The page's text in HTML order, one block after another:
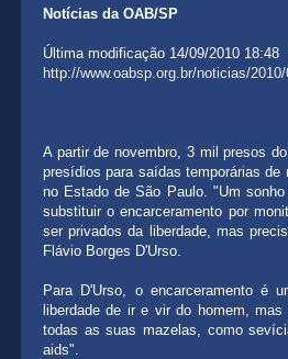
Notícias da OAB/SP
Última modificação 14/09/2010 18:48
http://www.oabsp.org.br/noticias/
A partir de novembro, 3 mil presos
presídios para saídas temporárias
no Estado de São Paulo. "Um
substituir o encarceramento por
ser privados da liberdade, mas
Flávio Borges D'Urso.
Para D'Urso, o encarceramento é
liberdade de ir e vir do homem,
todas as suas mazelas, como
aids".